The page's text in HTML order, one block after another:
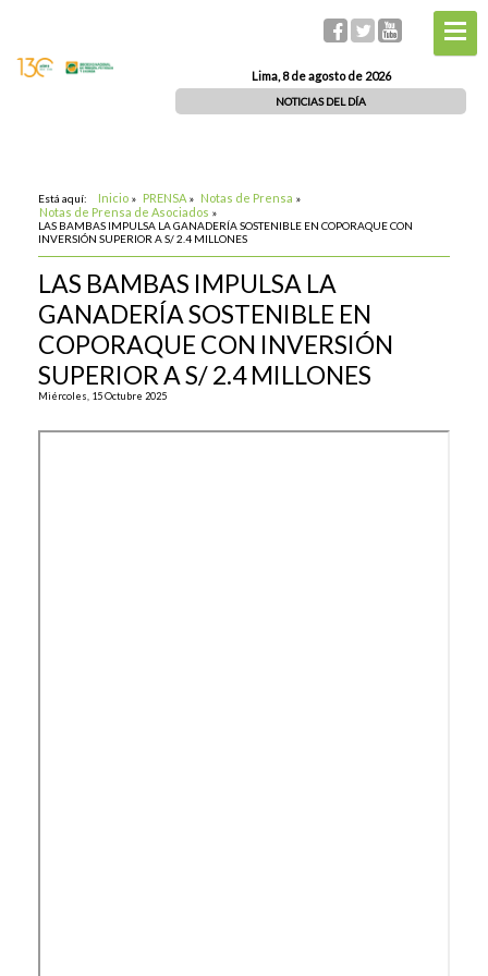
Lima, 8 de agosto de 2026
NOTICIAS DEL DÍA
Está aquí: Inicio » PRENSA » Notas de Prensa »
Notas de Prensa de Asociados »
LAS BAMBAS IMPULSA LA GANADERÍA SOSTENIBLE EN COPORAQUE CON
INVERSIÓN SUPERIOR A S/ 2.4 MILLONES
LAS BAMBAS IMPULSA LA
GANADERÍA SOSTENIBLE EN
COPORAQUE CON INVERSIÓN
SUPERIOR A S/ 2.4 MILLONES
Miércoles, 15 Octubre 2025